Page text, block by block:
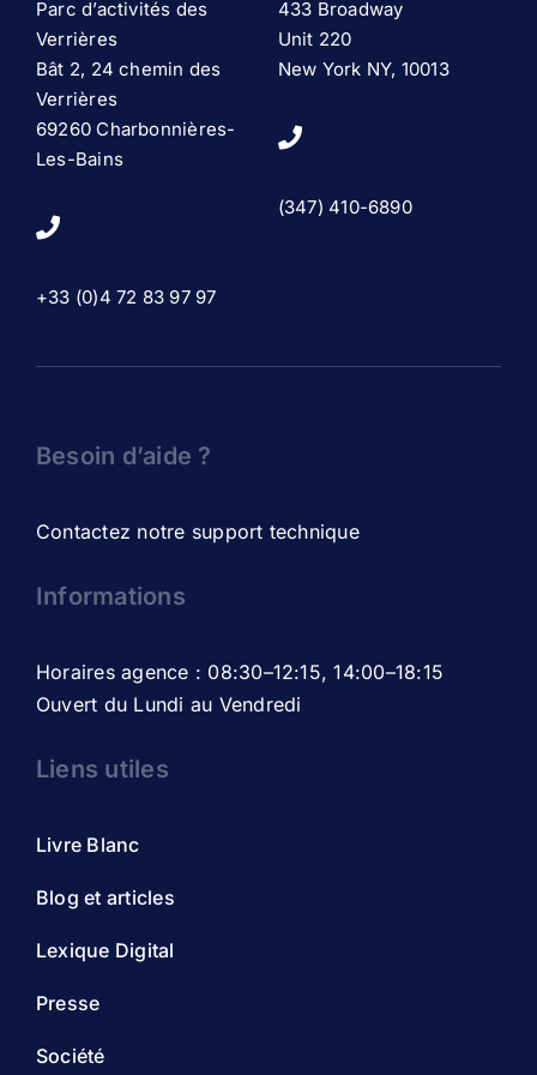
Parc d’activités des
Verrières
Bât 2, 24 chemin des
Verrières
69260 Charbonnières-
Les-Bains
+33 (0)4 72 83 97 97
433 Broadway
Unit 220
New York NY, 10013
(347) 410-6890
Besoin d’aide ?
Contactez notre support technique
Informations
Horaires agence : 08:30–12:15, 14:00–18:15
Ouvert du Lundi au Vendredi
Liens utiles
Livre Blanc
Blog et articles
Lexique Digital
Presse
Société